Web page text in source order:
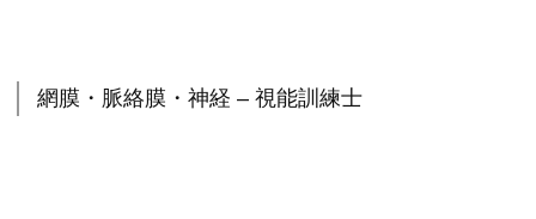
網膜・脈絡膜・神経 – 視能訓練士